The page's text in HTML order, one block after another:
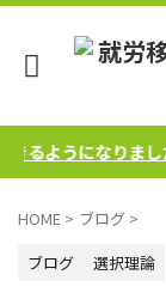
うになりました！
HOME > ブログ >
ブログ
選択理論